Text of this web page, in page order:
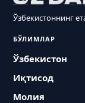
Ўзбекистоннинг
БЎЛИМЛАР
Ўзбекистон
Иқтисод
Молия